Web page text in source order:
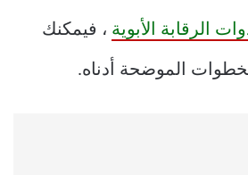
الرقابة الأبوية ، فيمكنك
الخطوات الموضحة أدناه.